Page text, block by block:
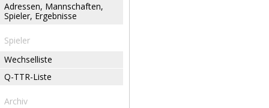
Adressen, Mannschaften,
Spieler, Ergebnisse
Spieler
Wechselliste
Q-TTR-Liste
Archiv